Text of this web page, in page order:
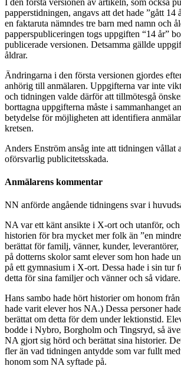
papperstidningen, angavs att det hade ”gått 14
en faktaruta nämndes tre barn med namn och
papperspubliceringen togs uppgiften “14 år”
publicerade versionen. Detsamma gällde
åldrar.
Ändringarna i den första versionen gjordes
anhörig till anmälaren. Uppgifterna var inte
och tidningen valde därför att tillmötesgå
borttagna uppgifterna måste i sammanhanget
betydelse för möjligheten att identifiera
kretsen.
Anders Enström ansåg inte att tidningen vållat
oförsvarlig publicitetsskada.
Anmälarens kommentar
NN anförde angående tidningens svar i
NA var ett känt ansikte i X-ort och utanför, och
historien för bra mycket mer folk än ”en
berättat för familj, vänner, kunder,
på dotterns skolor samt elever som hon hade
på ett gymnasium i X-ort. Dessa hade i sin tur
detta för sina familjer och vänner och så vidare.
Hans sambo hade hört historier om honom
hade varit elever hos NA.) Dessa personer
berättat om detta för dem under lektionstid.
bodde i Nybro, Borgholm och Tingsryd, så
NA gjort sig hörd och berättat sina historier.
fler än vad tidningen antydde som var fullt
honom som NA syftade på.